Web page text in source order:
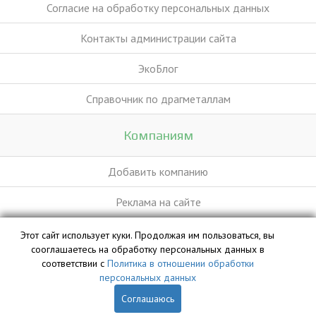
Согласие на обработку персональных данных
Контакты администрации сайта
ЭкоБлог
Справочник по драгметаллам
Компаниям
Добавить компанию
Реклама на сайте
База данных сайта vyvoz.org является интеллектуальной
собственностью ООО «Профит» и охраняется законом.
Этот сайт использует куки. Продолжая им пользоваться, вы
сооглашаетесь на обработку персональных данных в
соответствии с Политика в отношении обработки
персональных данных
Соглашаюсь